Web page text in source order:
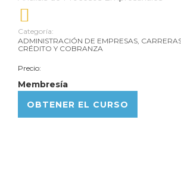
Categoría:
ADMINISTRACIÓN DE EMPRESAS,
CRÉDITO Y COBRANZA
Precio:
Membresía
OBTENER EL CURSO